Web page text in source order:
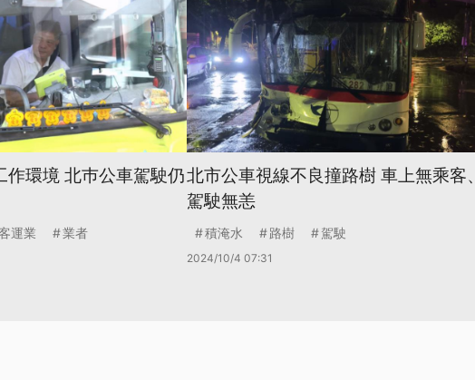
作環境 北巿公車駕駛仍
運業 業者
北市公車視線不良撞路樹 車上無乘客、
駕駛無恙
積淹水 路樹 駕駛
2024/10/4 07:31